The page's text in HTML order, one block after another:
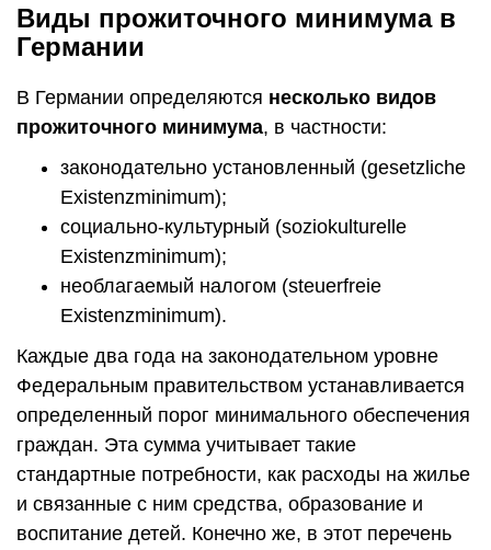
Виды прожиточного минимума в
Германии
В Германии определяются несколько видов
прожиточного минимума, в частности:
законодательно установленный (gesetzliche
Existenzminimum);
социально-культурный (soziokulturelle
Existenzminimum);
необлагаемый налогом (steuerfreie
Existenzminimum).
Каждые два года на законодательном уровне
Федеральным правительством устанавливается
определенный порог минимального обеспечения
граждан. Эта сумма учитывает такие
стандартные потребности, как расходы на жилье
и связанные с ним средства, образование и
воспитание детей. Конечно же, в этот перечень